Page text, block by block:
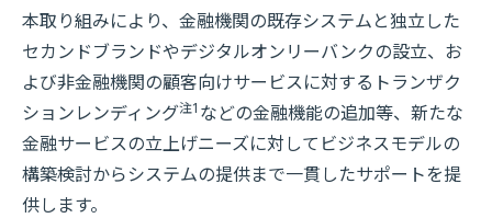
本取り組みにより、金融機関の既存システムと独立した
セカンドブランドやデジタルオンリーバンクの設立、お
よび非金融機関の顧客向けサービスに対するトランザク
ションレンディング注1 などの金融機能の追加等、新たな
金融サービスの立上げニーズに対してビジネスモデルの
構築検討からシステムの提供まで一貫したサポートを提
供します。